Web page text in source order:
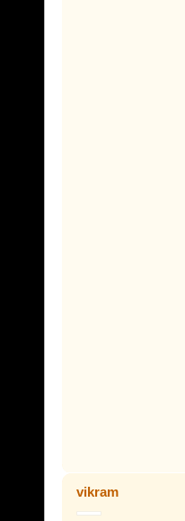
vikram